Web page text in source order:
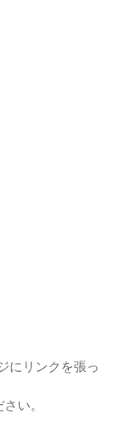
にリンクを張っ
い。